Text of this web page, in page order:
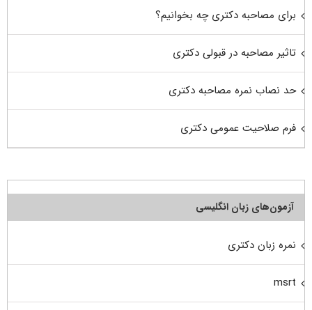
برای مصاحبه دکتری چه بخوانیم؟
تاثیر مصاحبه در قبولی دکتری
حد نصاب نمره مصاحبه دکتری
فرم صلاحیت عمومی دکتری
آزمون‌های زبان انگلیسی
نمره زبان دکتری
msrt